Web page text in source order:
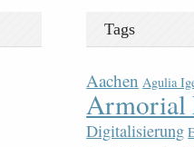
Tags
Aachen Agulia
Armorial
Digitalisierung